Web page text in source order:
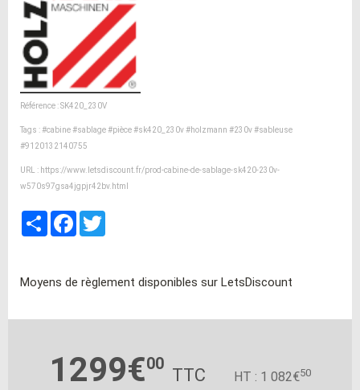
Référence : SK420_230V
Tags :#cabine#sablage#pièce#sk420_230v#holzmann #230v#sableuse
#9120132140755
URL : https://www.letsdiscount.fr/prod-cabine-de-sablage-sk420-230v-
w570s97gsa4jgpjr42bv.html
PartagerFacebook
Moyens de règlement disponibles sur LetsDiscount
1299€00
TTC HT : 1 082€50